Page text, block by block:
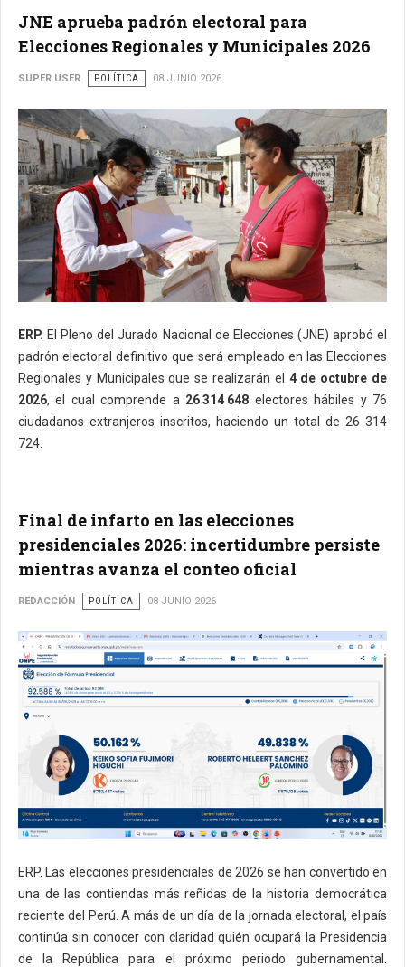
JNE aprueba padrón electoral para
Elecciones Regionales y Municipales 2026
SUPER USER POLÍTICA 08 JUNIO 2026
ERP. El Pleno del Jurado Nacional de Elecciones (JNE) aprobó el
padrón electoral definitivo que será empleado en las Elecciones
Regionales y Municipales que se realizarán el 4 de octubre de
2026, el cual comprende a 26 314 648 electores hábiles y 76
ciudadanos extranjeros inscritos, haciendo un total de 26 314
724.
Final de infarto en las elecciones
presidenciales 2026: incertidumbre persiste
mientras avanza el conteo oficial
REDACCIÓN POLÍTICA 08 JUNIO 2026
ERP. Las elecciones presidenciales de 2026 se han convertido en
una de las contiendas más reñidas de la historia democrática
reciente del Perú. A más de un día de la jornada electoral, el país
continúa sin conocer con claridad quién ocupará la Presidencia
de la República para el próximo periodo gubernamental.